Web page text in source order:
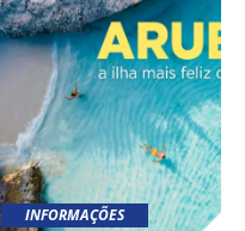
INFORMAÇÕES